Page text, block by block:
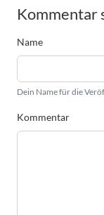
Kommentar
Name
Dein Name für die
Kommentar